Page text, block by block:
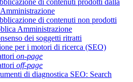
di contenuti non prodotti
Amministrazione
dei soggetti ritratti
per i motori di ricerca (SEO)
on-page
off-page
di diagnostica SEO: Search